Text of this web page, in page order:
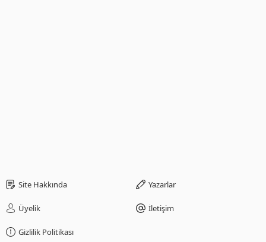
Site Hakkında Yazarlar
Üyelik İletişim
Gizlilik Politikası